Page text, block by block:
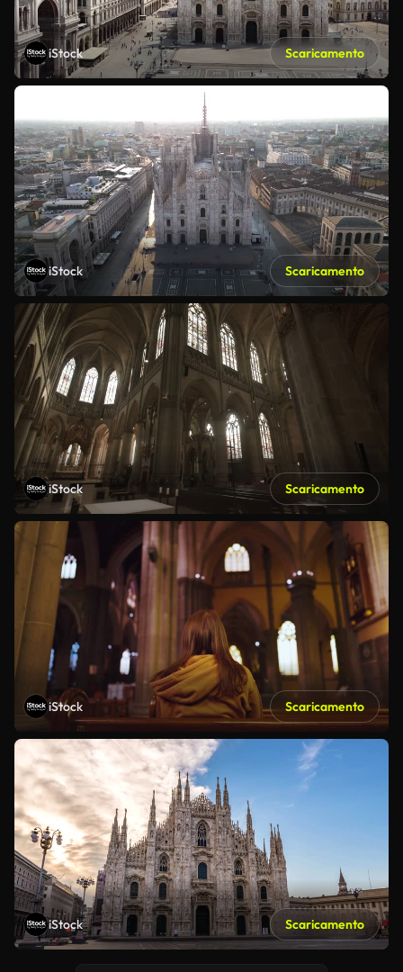
iStock Scaricamento
iStock Scaricamento
iStock Scaricamento
iStock Scaricamento
iStock Scaricamento